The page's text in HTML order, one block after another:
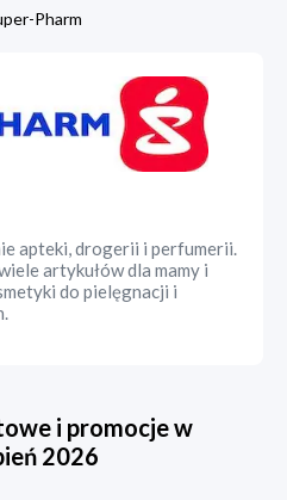
Pharm
apteki, drogerii i perfumerii.
artykułów dla mamy i
do pielęgnacji i
i promocje w
2026